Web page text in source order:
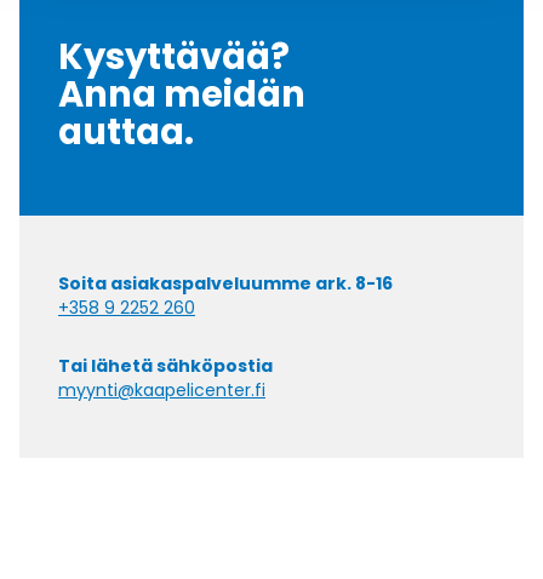
Kysyttävää?
Anna meidän
auttaa.
Soita asiakaspalveluumme ark. 8-16
+358 9 2252 260
Tai lähetä sähköpostia
myynti@kaapelicenter.fi